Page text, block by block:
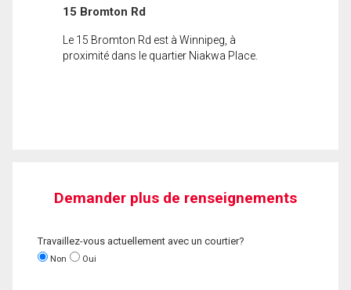
15 Bromton Rd
Le 15 Bromton Rd est à Winnipeg, à
proximité dans le quartier Niakwa Place.
Demander plus de renseignements
Travaillez-vous actuellement avec un courtier?
Non Oui